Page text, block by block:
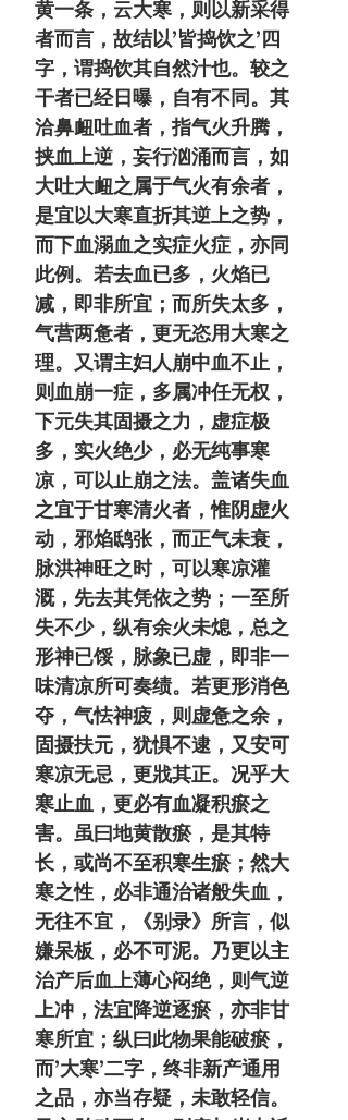
黄一条，云大寒，则以新采得
者而言，故结以’皆捣饮之’四
字，谓捣饮其自然汁也。较之
干者已经日曝，自有不同。其
洽鼻衄吐血者，指气火升腾，
挟血上逆，妄行汹涌而言，如
大吐大衄之属于气火有余者，
是宜以大寒直折其逆上之势，
而下血溺血之实症火症，亦同
此例。若去血已多，火焰已
减，即非所宜；而所失太多，
气营两惫者，更无恣用大寒之
理。又谓主妇人崩中血不止，
则血崩一症，多属冲任无权，
下元失其固摄之力，虚症极
多，实火绝少，必无纯事寒
凉，可以止崩之法。盖诸失血
之宜于甘寒清火者，惟阴虚火
动，邪焰鸱张，而正气未衰，
脉洪神旺之时，可以寒凉灌
溉，先去其凭依之势；一至所
失不少，纵有余火未熄，总之
形神已馁，脉象已虚，即非一
味清凉所可奏绩。若更形消色
夺，气怯神疲，则虚惫之余，
固摄扶元，犹惧不逮，又安可
寒凉无忌，更戕其正。况乎大
寒止血，更必有血凝积瘀之
害。虽曰地黄散瘀，是其特
长，或尚不至积寒生瘀；然大
寒之性，必非通治诸般失血，
无往不宜，《别录》所言，似
嫌呆板，必不可泥。乃更以主
治产后血上薄心闷绝，则气逆
上冲，法宜降逆逐瘀，亦非甘
寒所宜；纵曰此物果能破瘀，
而’大寒’二字，终非新产通用
之品，亦当存疑，未敢轻信。